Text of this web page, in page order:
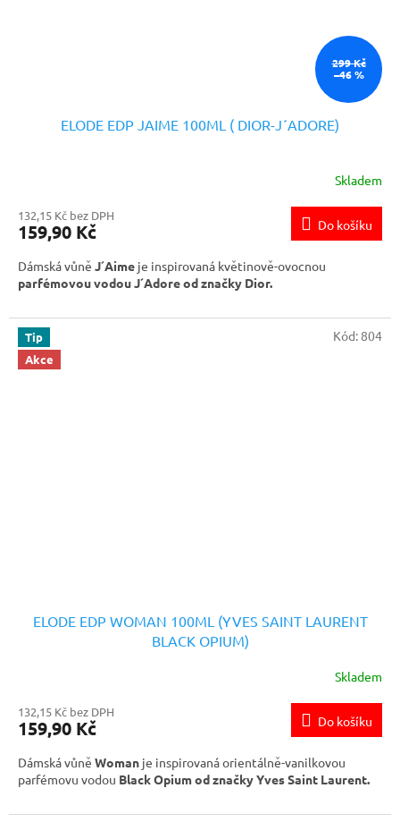
299 Kč
–46 %
ELODE EDP JAIME 100ML ( DIOR-J´ADORE)
Skladem
132,15 Kč bez DPH
159,90 Kč Do košíku
Dámská vůně J´Aime je inspirovaná květinově-ovocnou
parfémovou vodou J´Adore od značky Dior.
Tip
Akce
ELODE EDP WOMAN 100ML (YVES SAINT LAURENT
BLACK OPIUM)
Skladem
132,15 Kč bez DPH
159,90 Kč Do košíku
Dámská vůně Woman je inspirovaná orientálně-vanilkovou
parfémovu vodou Black Opium od značky Yves Saint Laurent.
Kód:804